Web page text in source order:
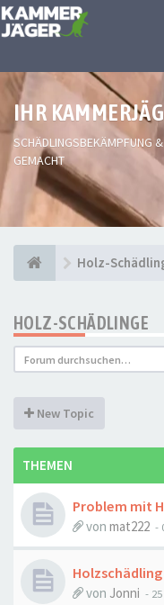
IHR
SCHÄDLINGSBEKÄMPFUNG
GEMACHT
Holz-
HOLZ-SCHÄDLINGE
New Topic
THEMEN
Problem mit
von mat222 -
von Jonni -